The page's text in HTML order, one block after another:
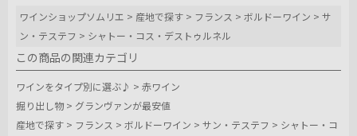
ワインショップソムリエ > 産地で探す > フランス >ボルドーワイン >サ
ン・テステフ > シャトー・コス・デストゥルネル
この商品の関連カテゴリ
ワインをタイプ別に選ぶ♪ > 赤ワイン
掘り出し物 > グランヴァンが最安値
産地で探す > フランス > ボルドーワイン > サン・テステフ > シャトー・コ